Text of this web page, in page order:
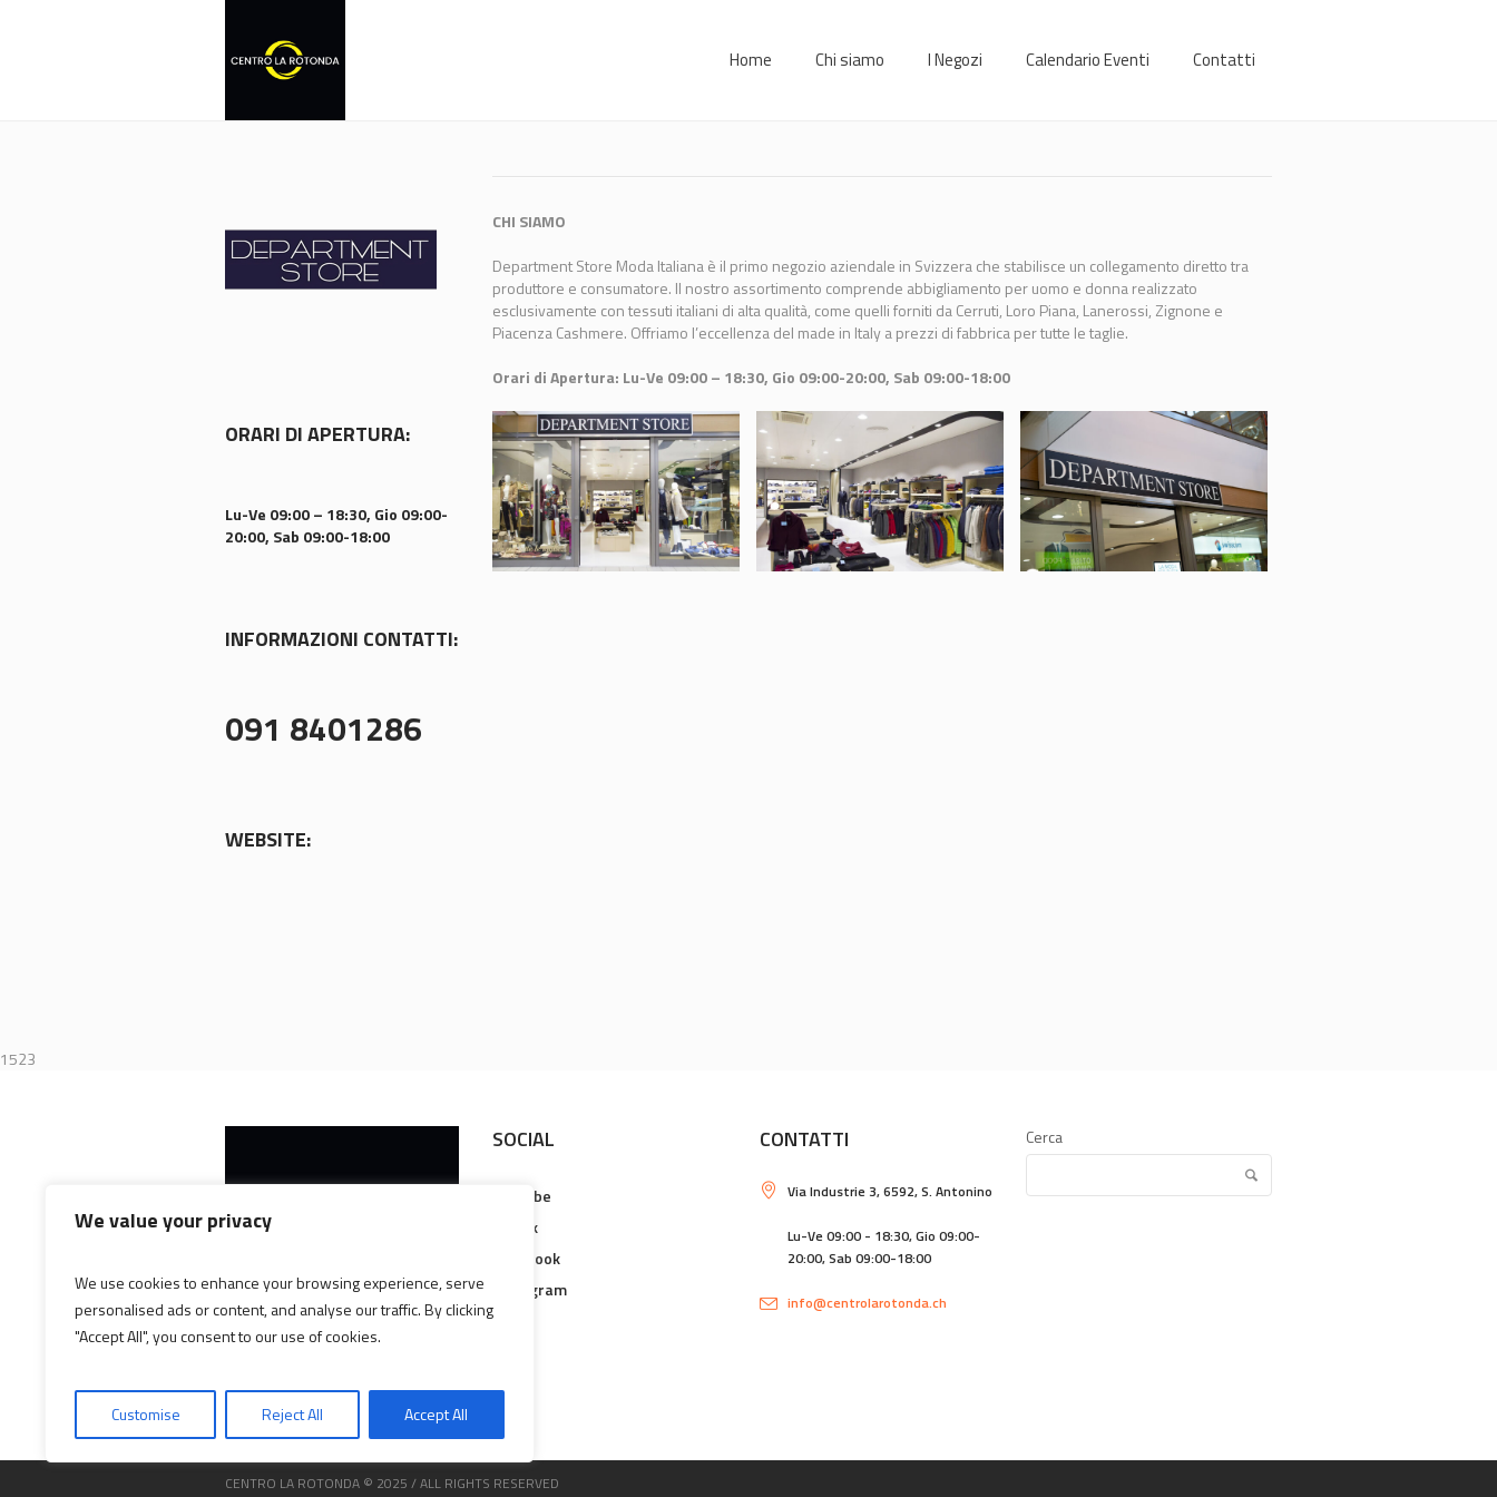
We value your privacy
We use cookies to enhance your browsing experience, serve
personalised ads or content, and analyse our traffic. By clicking
"Accept All", you consent to our use of cookies.
Customise Reject All Accept All
Home Chi siamo I Negozi Calendario Eventi Contatti
ORARI DI APERTURA:
Lu-Ve 09:00 – 18:30, Gio 09:00-
20:00, Sab 09:00-18:00
INFORMAZIONI CONTATTI:
091 8401286
WEBSITE:
CHI SIAMO
Department Store Moda Italiana è il primo negozio aziendale in Svizzera che stabilisce un collegamento diretto tra
produttore e consumatore. Il nostro assortimento comprende abbigliamento per uomo e donna realizzato
esclusivamente con tessuti italiani di alta qualità, come quelli forniti da Cerruti, Loro Piana, Lanerossi, Zignone e
Piacenza Cashmere. Offriamo l’eccellenza del made in Italy a prezzi di fabbrica per tutte le taglie.
Orari di Apertura: Lu-Ve 09:00 – 18:30, Gio 09:00-20:00, Sab 09:00-18:00
1523
SOCIAL
Youtube
TikTok
Facebook
Instagram
CONTATTI
Via Industrie 3, 6592, S. Antonino
Lu-Ve 09:00 - 18:30, Gio 09:00-
20:00, Sab 09:00-18:00
info@centrolarotonda.ch
Cerca
CENTRO LA ROTONDA © 2025 / ALL RIGHTS RESERVED